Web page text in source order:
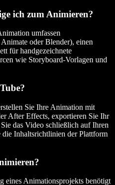
ich zum Animieren?
umfassen
oder Blender), einen
für handgezeichnete
wie Storyboard-Vorlagen und
Sie Ihre Animation mit
After Effects, exportieren Sie Ihr
das Video schließlich auf Ihren
Inhaltsrichtlinien der Plattform
eines Animationsprojekts benötigt